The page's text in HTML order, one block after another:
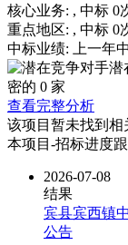
核心业务: , 中标 0
重点地区: , 中标 0
中标业绩:
上一年
潜
密的 0 家
查看完整分析
该项目暂未找到
本项目-招标进度
2026-07-08
结果
宾县宾西镇
公告